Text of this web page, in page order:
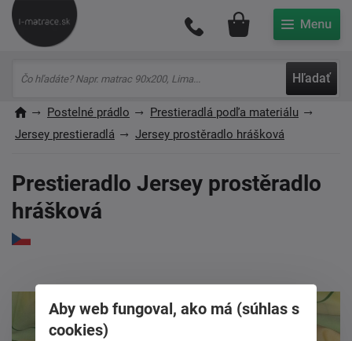
Hľadať
Môj účet
Postelné prádlo
Prestieradlá podľa materiálu
Jersey prestieradlá
Jersey prostěradlo hrášková
Prestieradlo Jersey prostěradlo
hrášková
Aby web fungoval, ako má (súhlas s
cookies)